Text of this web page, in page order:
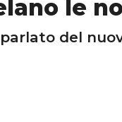
le
del